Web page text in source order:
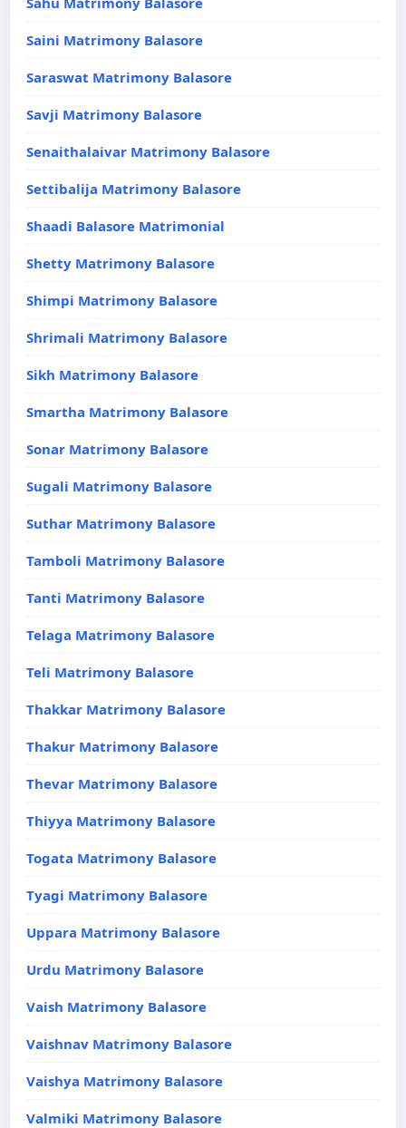
Saini Matrimony Balasore
Saraswat Matrimony Balasore
Savji Matrimony Balasore
Senaithalaivar Matrimony Balasore
Settibalija Matrimony Balasore
Shaadi Balasore Matrimonial
Shetty Matrimony Balasore
Shimpi Matrimony Balasore
Shrimali Matrimony Balasore
Sikh Matrimony Balasore
Smartha Matrimony Balasore
Sonar Matrimony Balasore
Sugali Matrimony Balasore
Suthar Matrimony Balasore
Tamboli Matrimony Balasore
Tanti Matrimony Balasore
Telaga Matrimony Balasore
Teli Matrimony Balasore
Thakkar Matrimony Balasore
Thakur Matrimony Balasore
Thevar Matrimony Balasore
Thiyya Matrimony Balasore
Togata Matrimony Balasore
Tyagi Matrimony Balasore
Uppara Matrimony Balasore
Urdu Matrimony Balasore
Vaish Matrimony Balasore
Vaishnav Matrimony Balasore
Vaishya Matrimony Balasore
Valmiki Matrimony Balasore